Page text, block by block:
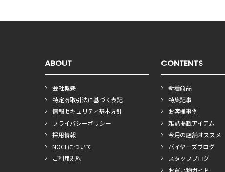
ABOUT
会社概要
特定商取引法に基づく表記
情報セキュリティ基本方針
プライバシーポリシー
採用情報
NOCEについて
ご利用規約
CONTENTS
新着商品
特集記事
お客様事例
雑誌掲載アイテム
今月の店舗オススメ
バイヤーズブログ
スタッフブログ
お買い物ガイド